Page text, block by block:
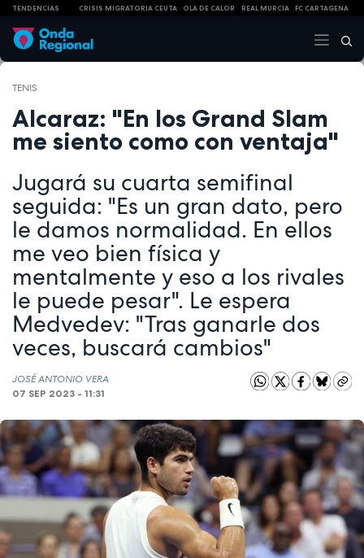
TENDENCIAS CRISIS MIGRATORIA CEUTA OLA DE CALOR REAL MURCIA FC CARTAGENA
TENIS
Alcaraz: "En los Grand Slam
me siento como con ventaja"
Jugará su cuarta semifinal
seguida: "Es un gran dato, pero
le damos normalidad. En ellos
me veo bien física y
mentalmente y eso a los rivales
le puede pesar". Le espera
Medvedev: "Tras ganarle dos
veces, buscará cambios"
JOSÉ ANTONIO VERA
07 SEP 2023 - 11:31